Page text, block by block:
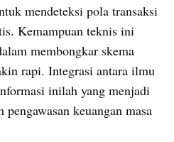
mendeteksi pola transaksi
Kemampuan teknis ini
membongkar skema
rapi. Integrasi antara ilmu
inilah yang menjadi
keuangan masa